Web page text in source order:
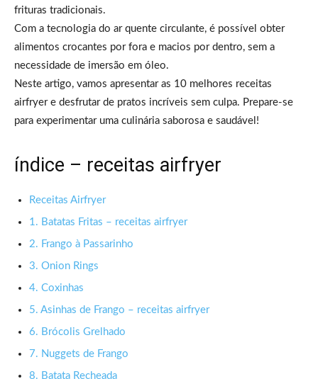
frituras tradicionais.
Com a tecnologia do ar quente circulante, é possível obter
alimentos crocantes por fora e macios por dentro, sem a
necessidade de imersão em óleo.
Neste artigo, vamos apresentar as 10 melhores receitas
airfryer e desfrutar de pratos incríveis sem culpa. Prepare-se
para experimentar uma culinária saborosa e saudável!
índice – receitas airfryer
Receitas Airfryer
1. Batatas Fritas – receitas airfryer
2. Frango à Passarinho
3. Onion Rings
4. Coxinhas
5. Asinhas de Frango – receitas airfryer
6. Brócolis Grelhado
7. Nuggets de Frango
8. Batata Recheada